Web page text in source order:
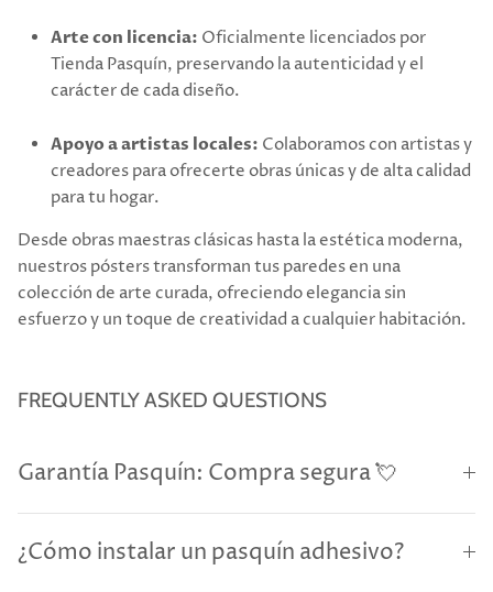
Arte con licencia: Oficialmente licenciados por
Tienda Pasquín, preservando la autenticidad y el
carácter de cada diseño.
Apoyo a artistas locales: Colaboramos con artistas y
creadores para ofrecerte obras únicas y de alta calidad
para tu hogar.
Desde obras maestras clásicas hasta la estética moderna,
nuestros pósters transforman tus paredes en una
colección de arte curada, ofreciendo elegancia sin
esfuerzo y un toque de creatividad a cualquier habitación.
FREQUENTLY ASKED QUESTIONS
Garantía Pasquín: Compra segura 💘
¿Cómo instalar un pasquín adhesivo?